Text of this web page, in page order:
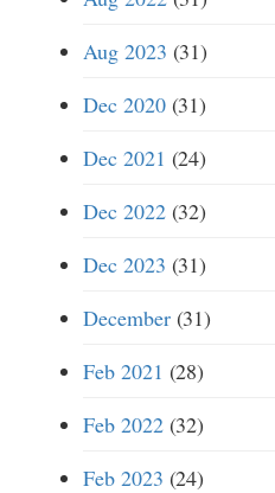
Aug 2023 (31)
Dec 2020(31)
Dec 2021 (24)
Dec 2022(32)
Dec 2023 (31)
December(31)
Feb 2021 (28)
Feb 2022(32)
Feb 2023 (24)